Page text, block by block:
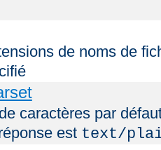
de noms de
caractères par
est text/